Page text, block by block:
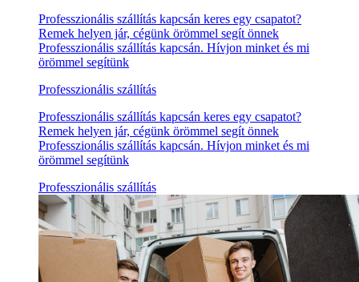
Professzionális szállítás kapcsán keres egy csapatot?
Remek helyen jár, cégünk örömmel segít önnek
Professzionális szállítás kapcsán. Hívjon minket és mi
örömmel segítünk
Professzionális szállítás
Professzionális szállítás kapcsán keres egy csapatot?
Remek helyen jár, cégünk örömmel segít önnek
Professzionális szállítás kapcsán. Hívjon minket és mi
örömmel segítünk
Professzionális szállítás